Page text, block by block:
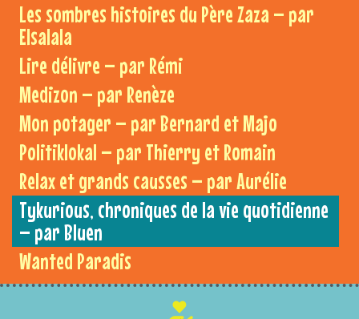
Les sombres histoires du Père Zaza – par
Elsalala
Lire délivre – par Rémi
Medizon – par Renèze
Mon potager – par Bernard et Majo
Politiklokal – par Thierry et Romain
Relax et grands causses – par Aurélie
Tykurious, chroniques de la vie quotidienne
– par Bluen
Wanted Paradis